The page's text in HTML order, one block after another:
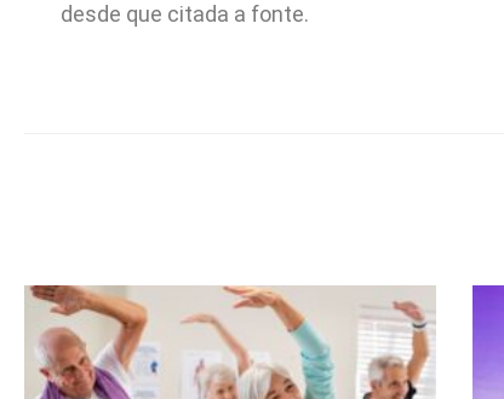
desde que citada a fonte.